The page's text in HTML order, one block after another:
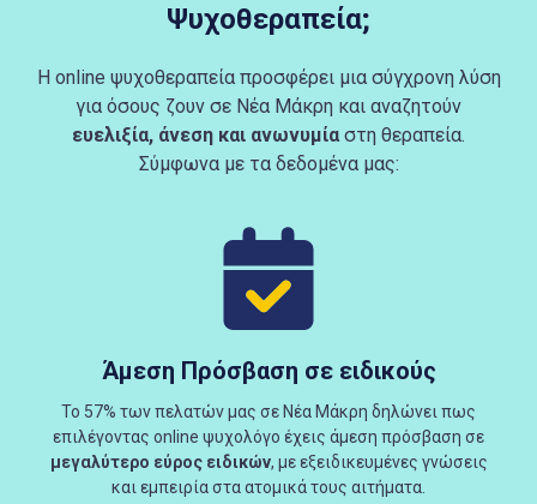
Ψυχοθεραπεία;
Η online ψυχοθεραπεία προσφέρει μια σύγχρονη λύση
για όσους ζουν σε Νέα Μάκρη και αναζητούν
ευελιξία, άνεση και ανωνυμία στη θεραπεία.
Σύμφωνα με τα δεδομένα μας:
Άμεση Πρόσβαση σε ειδικούς
Το 57% των πελατών μας σε Νέα Μάκρη δηλώνει πως
επιλέγοντας online ψυχολόγο έχεις άμεση πρόσβαση σε
μεγαλύτερο εύρος ειδικών, με εξειδικευμένες γνώσεις
και εμπειρία στα ατομικά τους αιτήματα.